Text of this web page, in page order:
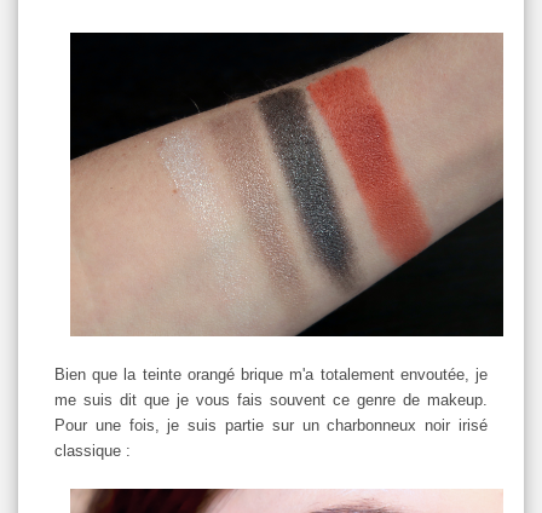
Bien que la teinte orangé brique m'a totalement envoutée, je
me suis dit que je vous fais souvent ce genre de makeup.
Pour une fois, je suis partie sur un charbonneux noir irisé
classique :